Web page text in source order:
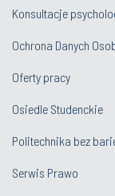
Konsultacje
Ochrona Danych
Oferty pracy
Osiedle Studenckie
Politechnika bez
Serwis Prawo